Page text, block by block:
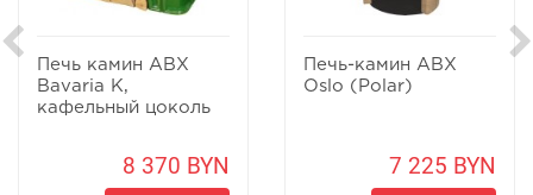
Печь камин ABX
Bavaria К,
кафельный цоколь
8 370 BYN
Печь-камин ABX
Oslo (Polar)
7 225 BYN